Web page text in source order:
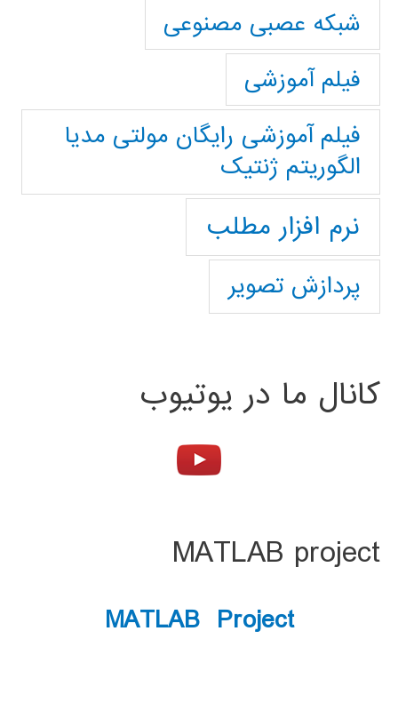
شبکه عصبی مصنوعی
فیلم آموزشی
فیلم آموزشی رایگان مولتی مدیا
الگوریتم ژنتیک
نرم افزار مطلب
پردازش تصویر
کانال ما در یوتیوب
MATLAB project
MATLAB Project